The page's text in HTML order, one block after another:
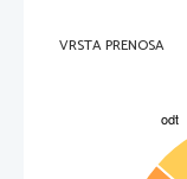
kraju Cro
je z lovom na
medvede ter z
podnebju.
je bil podoben
VRSTA PRENOSA